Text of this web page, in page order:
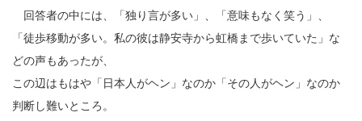
回答者の中には、「独り言が多い」、「意味もなく笑う」、
「徒歩移動が多い。私の彼は静安寺から虹橋まで歩いていた」な
どの声もあったが、
この辺はもはや「日本人がヘン」なのか「その人がヘン」なのか
判断し難いところ。